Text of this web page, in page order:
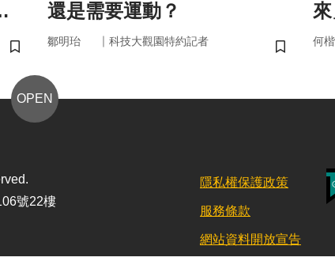
儲存書籤
還是需要運動？
鄒明珆 ｜ 科技大觀園特約記者
儲存書籤
何
OPEN
號22樓
隱私權保護政策
服務條款
網站資料開放宣告